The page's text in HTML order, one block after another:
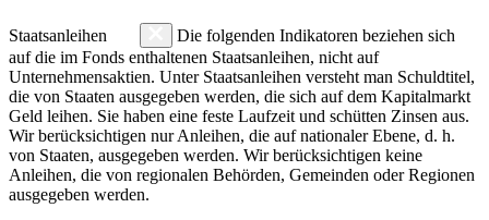
Staatsanleihen
Die folgenden Indikatoren beziehen sich
auf die im Fonds enthaltenen Staatsanleihen, nicht auf
Unternehmensaktien. Unter Staatsanleihen versteht man Schuldtitel,
die von Staaten ausgegeben werden, die sich auf dem Kapitalmarkt
Geld leihen. Sie haben eine feste Laufzeit und schütten Zinsen aus.
Wir berücksichtigen nur Anleihen, die auf nationaler Ebene, d. h.
von Staaten, ausgegeben werden. Wir berücksichtigen keine
Anleihen, die von regionalen Behörden, Gemeinden oder Regionen
ausgegeben werden.